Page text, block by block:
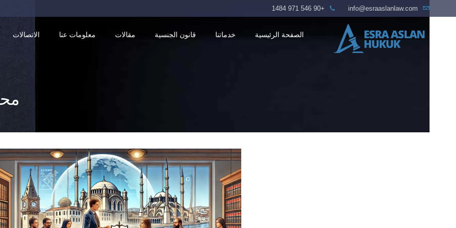
info@esraaslanlaw.com
+90 546 971 1484
الصفحة الرئيسية خدماتنا قانون الجنسية مقالات معلومات عنا الاتصالات